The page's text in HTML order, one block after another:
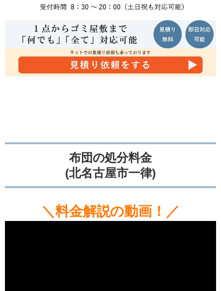
布団の処分料金
(北名古屋市一律)
＼料金解説の動画！／